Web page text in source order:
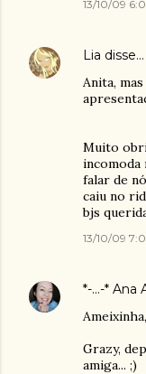
13/10/09
Lia disse…
Anita,
Muito
incomoda
falar de
caiu no
bjs
13/10/09
*-...-* Ana
Grazy,
amiga... ;)